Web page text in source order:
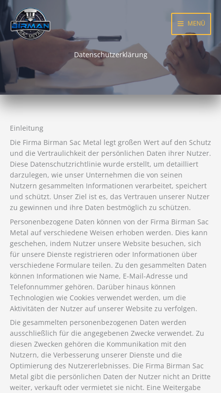
Zum
Inhalt
springen
MENÜ
Datenschutzerklärung
Einleitung
Die Firma Birman Sac Metal legt großen Wert auf den Schutz
und die Vertraulichkeit der persönlichen Daten ihrer Nutzer.
Diese Datenschutzrichtlinie wurde erstellt, um detailliert
darzulegen, wie unser Unternehmen die von seinen
Nutzern gesammelten Informationen verarbeitet, speichert
und schützt. Unser Ziel ist es, das Vertrauen unserer Nutzer
zu gewinnen und ihre Daten bestmöglich zu schützen.
Personenbezogene Daten können von der Firma Birman Sac
Metal auf verschiedene Weisen erhoben werden. Dies kann
geschehen, indem Nutzer unsere Website besuchen, sich
für unsere Dienste registrieren oder Informationen über
verschiedene Formulare teilen. Zu den gesammelten Daten
können Informationen wie Name, E-Mail-Adresse und
Telefonnummer gehören. Darüber hinaus können
Technologien wie Cookies verwendet werden, um die
Aktivitäten der Nutzer auf unserer Website zu verfolgen.
Die gesammelten personenbezogenen Daten werden
ausschließlich für die angegebenen Zwecke verwendet. Zu
diesen Zwecken gehören die Kommunikation mit den
Nutzern, die Verbesserung unserer Dienste und die
Optimierung des Nutzererlebnisses. Die Firma Birman Sac
Metal gibt die persönlichen Daten der Nutzer nicht an Dritte
weiter, verkauft oder vermietet sie nicht. Eine Weitergabe